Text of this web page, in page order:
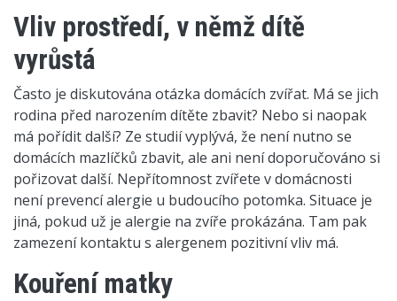
Vliv prostředí, v němž dítě
vyrůstá
Často je diskutována otázka domácích zvířat. Má se jich
rodina před narozením dítěte zbavit? Nebo si naopak
má pořídit další? Ze studií vyplývá, že není nutno se
domácích mazlíčků zbavit, ale ani není doporučováno si
pořizovat další. Nepřítomnost zvířete v domácnosti
není prevencí alergie u budoucího potomka. Situace je
jiná, pokud už je alergie na zvíře prokázána. Tam pak
zamezení kontaktu s alergenem pozitivní vliv má.
Kouření matky